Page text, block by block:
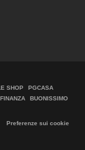
SHOP
PGCASA
BUONISSIMO
Preferenze sui cookie